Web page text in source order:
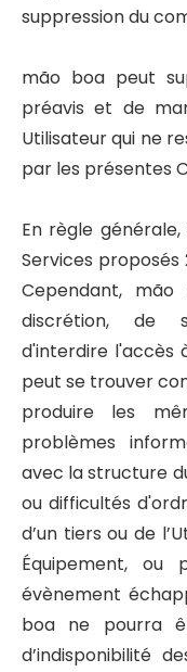
suppression du
mão boa peut
préavis et de
Utilisateur qui ne
par les présentes
En règle
Services proposés
Cependant,
discrétion, de
d'interdire l'accès
peut se trouver
produire les
problèmes
avec la structure
ou difficultés
d’un tiers ou de
Équipement, ou
évènement
boa ne pourra
d’indisponibilité